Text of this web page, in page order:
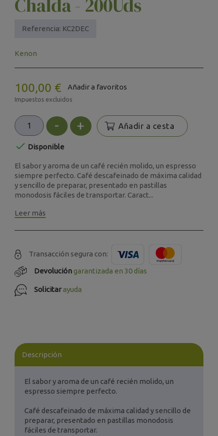
Chalda - 200Uds
Referencia: KC2DEC
Kenon
100,00 € Añadir a favoritos
Impuestos excluidos
- + Añadir a cesta
 Disponible
El sabor y aroma de un café recién molido, un espresso
siempre perfecto. Café descafeinado de máxima calidad
y sencillo de preparar, presentado en pastillas
monodosis fáciles de transportar. Caract...
Leer más
Transacción segura con:
Devolucióngarantizada en 30 días
Solicitarayuda
Descripción
El sabor y aroma de un café recién molido, un
espresso siempre perfecto.
Café descafeinado de máxima calidad y sencillo de
preparar, presentado en pastillas monodosis
fáciles de transportar.